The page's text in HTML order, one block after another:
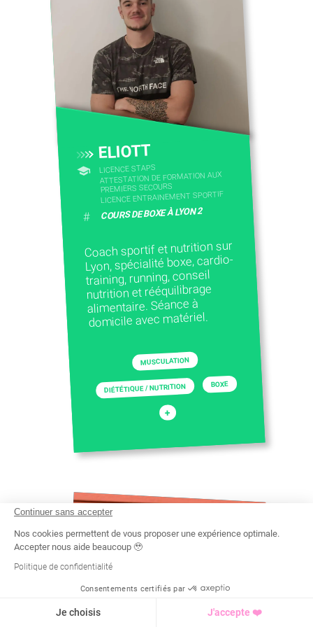
CONTACTEZ-NOUS
ELIOTT
LICENCE STAPS
ATTESTATION DE FORMATION AUX
PREMIERS SECOURS
LICENCE ENTRAINEMENT SPORTIF
# COURS DE BOXE À LYON 2
Coach sportif et nutrition sur
Lyon, spécialité boxe, cardio-
training, running, conseil
nutrition et rééquilibrage
alimentaire. Séance à
domicile avec matériel.
MUSCULATION
DIÉTÉTIQUE / NUTRITION BOXE
+
Continuer sans accepter
Nos cookies permettent de vous proposer une expérience optimale.
Accepter nous aide beaucoup 🥹
Politique de confidentialité
Consentements certifiés par
Je choisis J'accepte ❤️